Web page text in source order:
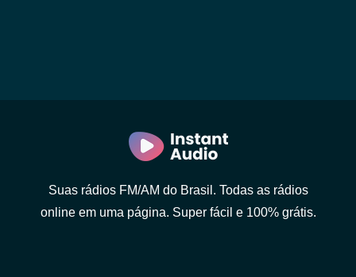
Suas rádios FM/AM do Brasil. Todas as rádios
online em uma página. Super fácil e 100% grátis.